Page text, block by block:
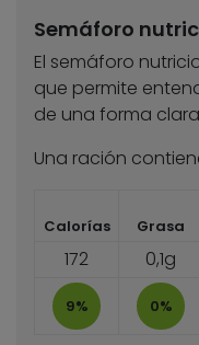
Semáforo
El semáforo
que permite
de una forma
Una ración
Calorías Grasa
172 0,1g
9% 0%